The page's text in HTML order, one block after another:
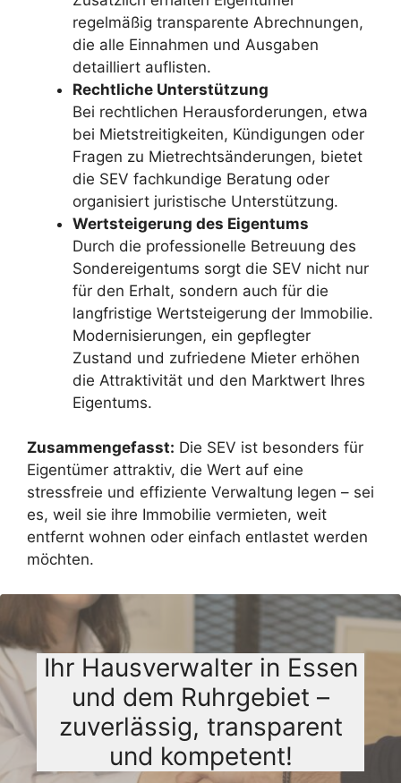
regelmäßig transparente Abrechnungen,
die alle Einnahmen und Ausgaben
detailliert auflisten.
Rechtliche Unterstützung
Bei rechtlichen Herausforderungen, etwa
bei Mietstreitigkeiten, Kündigungen oder
Fragen zu Mietrechtsänderungen, bietet
die SEV fachkundige Beratung oder
organisiert juristische Unterstützung.
Wertsteigerung des Eigentums
Durch die professionelle Betreuung des
Sondereigentums sorgt die SEV nicht nur
für den Erhalt, sondern auch für die
langfristige Wertsteigerung der Immobilie.
Modernisierungen, ein gepflegter
Zustand und zufriedene Mieter erhöhen
die Attraktivität und den Marktwert Ihres
Eigentums.
Zusammengefasst: Die SEV ist besonders für
Eigentümer attraktiv, die Wert auf eine
stressfreie und effiziente Verwaltung legen – sei
es, weil sie ihre Immobilie vermieten, weit
entfernt wohnen oder einfach entlastet werden
möchten.
Ihr Hausverwalter in Essen
und dem Ruhrgebiet –
zuverlässig, transparent
und kompetent!